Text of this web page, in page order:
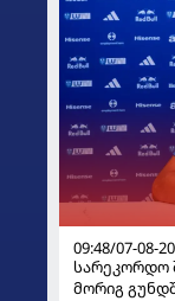
09:48/07-08-
სარეკორდო
მორიგ